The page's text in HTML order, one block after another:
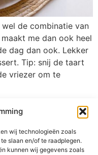
wij technologieën zoals
slaan en/of te raadplegen.
kunnen wij gegevens zoals
de combinatie van
me dan ook heel
dag dan ook. Lekker
Tip: snij de taart
vriezer om te
te zijn. Je kunt er
gemaakt van o.a.